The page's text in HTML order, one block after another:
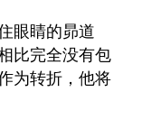
眼睛的昴道
比完全没有包
为转折，他将